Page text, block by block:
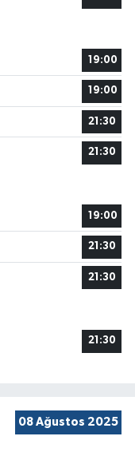
19:00
19:00
21:30
21:30
19:00
21:30
21:30
21:30
08 Ağustos 2025